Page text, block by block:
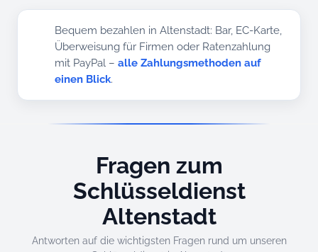
Bequem bezahlen in Altenstadt: Bar, EC-Karte,
Überweisung für Firmen oder Ratenzahlung
mit PayPal –alle Zahlungsmethoden auf
einen Blick.
Fragen zum
Schlüsseldienst
Altenstadt
Antworten auf die wichtigsten Fragen rund um unseren